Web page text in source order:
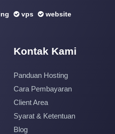
vps website
Kontak Kami
Panduan Hosting
Cara Pembayaran
Client Area
Syarat & Ketentuan
Blog